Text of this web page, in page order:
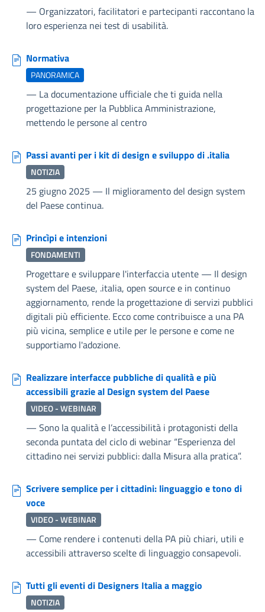
— Organizzatori, facilitatori e partecipanti raccontano la
loro esperienza nei test di usabilità.
Normativa
PANORAMICA
— La documentazione ufficiale che ti guida nella
progettazione per la Pubblica Amministrazione,
mettendo le persone al centro
Passi avanti per i kit di design e sviluppo di .italia
NOTIZIA
25 giugno 2025 — Il miglioramento del design system
del Paese continua.
Princìpi e intenzioni
FONDAMENTI
Progettare e sviluppare l'interfaccia utente — Il design
system del Paese, .italia, open source e in continuo
aggiornamento, rende la progettazione di servizi pubblici
digitali più efficiente. Ecco come contribuisce a una PA
più vicina, semplice e utile per le persone e come ne
supportiamo l'adozione.
Realizzare interfacce pubbliche di qualità e più
accessibili grazie al Design system del Paese
VIDEO - WEBINAR
— Sono la qualità e l’accessibilità i protagonisti della
seconda puntata del ciclo di webinar “Esperienza del
cittadino nei servizi pubblici: dalla Misura alla pratica”.
Scrivere semplice per i cittadini: linguaggio e tono di
voce
VIDEO - WEBINAR
— Come rendere i contenuti della PA più chiari, utili e
accessibili attraverso scelte di linguaggio consapevoli.
Tutti gli eventi di Designers Italia a maggio
NOTIZIA